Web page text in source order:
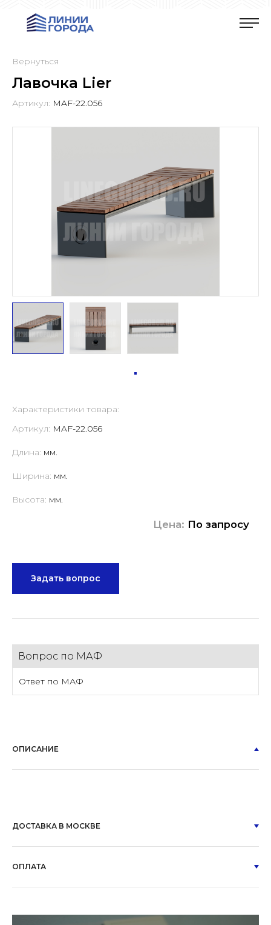
Вернуться
Лавочка Lier
Артикул: MAF-22.056
Характеристики товара:
Артикул: MAF-22.056
Длина: мм.
Ширина: мм.
Высота: мм.
Цена: По запросу
Задать вопрос
Вопрос по МАФ
Ответ по МАФ
ОПИСАНИЕ
ДОСТАВКА В МОСКВЕ
ОПЛАТА